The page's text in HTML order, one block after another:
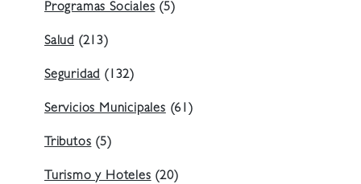
Programas Sociales (5)
Salud (213)
Seguridad (132)
Servicios Municipales (61)
Tributos (5)
Turismo y Hoteles (20)